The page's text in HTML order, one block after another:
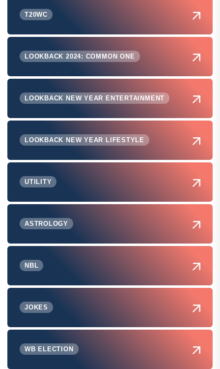
T20WC
LOOKBACK 2024: COMMON ONE
LOOKBACK NEW YEAR ENTERTAINMENT
LOOKBACK NEW YEAR LIFESTYLE
UTILITY
ASTROLOGY
NBL
JOKES
WB ELECTION